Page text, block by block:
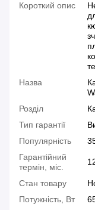
Короткий опис
Назва
Розділ
Тип гарантії
Популярність
Гарантійний
термін, міс.
Стан товару
Потужність, Вт